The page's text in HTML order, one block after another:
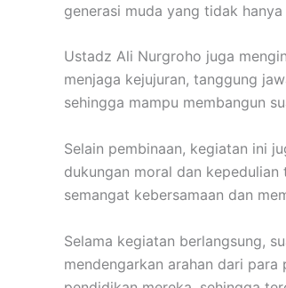
generasi muda yang tidak
Ustadz Ali Nurgroho juga
menjaga kejujuran, tanggung
sehingga mampu membangun
Selain pembinaan, kegiatan ini
dukungan moral dan
semangat kebersamaan dan
Selama kegiatan berlangsung,
mendengarkan arahan dari